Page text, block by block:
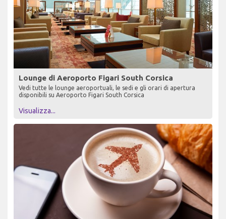
Lounge di Aeroporto Figari South Corsica
Vedi tutte le lounge aeroportuali, le sedi e gli orari di apertura
disponibili su Aeroporto Figari South Corsica
Visualizza...